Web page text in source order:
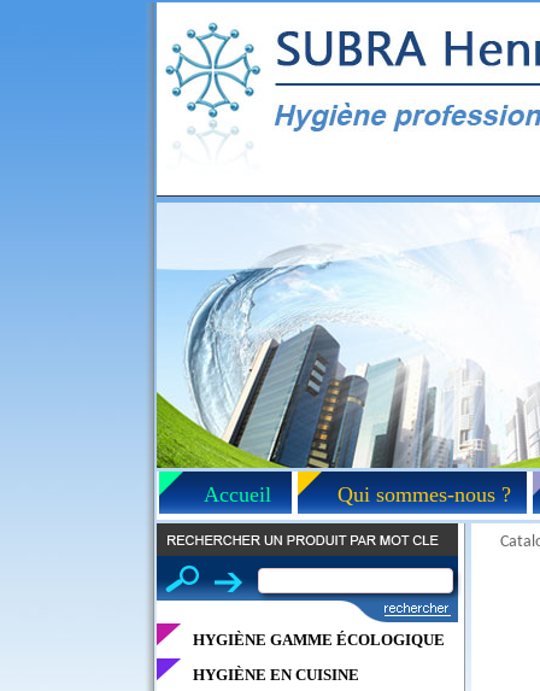
Accueil Qui sommes-nous ?
HYGIÈNE GAMME ÉCOLOGIQUE
HYGIÈNE EN CUISINE